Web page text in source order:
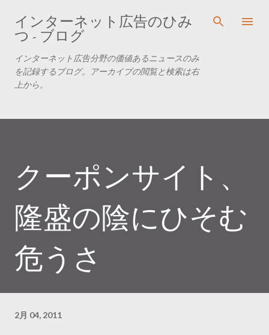
スキップしてメイン コンテンツに移動
インターネット広告のひみ
つ - ブログ
インターネット広告分野の価値あるニュースのみ
を記録するブログ。アーカイブの閲覧と検索は右
上から。
クーポンサイト、
隆盛の陰にひそむ
危うさ
2月 04, 2011